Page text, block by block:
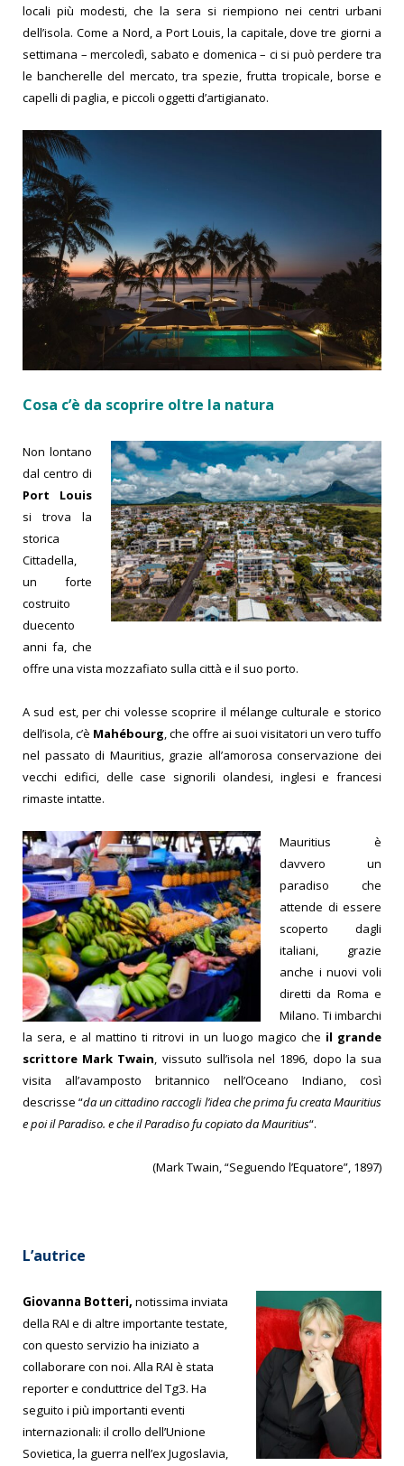
locali più modesti, che la sera si riempiono nei centri urbani
dell’isola. Come a Nord, a Port Louis, la capitale, dove tre giorni a
settimana – mercoledì, sabato e domenica – ci si può perdere tra
le bancherelle del mercato, tra spezie, frutta tropicale, borse e
capelli di paglia, e piccoli oggetti d’artigianato.
Cosa c’è da scoprire oltre la natura
Non lontano
dal centro di
Port Louis
si trova la
storica
Cittadella,
un forte
costruito
duecento
anni fa, che
offre una vista mozzafiato sulla città e il suo porto.
A sud est, per chi volesse scoprire il mélange culturale e storico
dell’isola, c’è Mahébourg, che offre ai suoi visitatori un vero tuffo
nel passato di Mauritius, grazie all’amorosa conservazione dei
vecchi edifici, delle case signorili olandesi, inglesi e francesi
rimaste intatte.
Mauritius è
davvero un
paradiso che
attende di essere
scoperto dagli
italiani, grazie
anche i nuovi voli
diretti da Roma e
Milano. Ti imbarchi
la sera, e al mattino ti ritrovi in un luogo magico che il grande
scrittore Mark Twain, vissuto sull’isola nel 1896, dopo la sua
visita all’avamposto britannico nell’Oceano Indiano, così
descrisse “da un cittadino raccogli l’idea che prima fu creata Mauritius
e poi il Paradiso. e che il Paradiso fu copiato da Mauritius“.
(Mark Twain, “Seguendo l’Equatore”, 1897)
L’autrice
Giovanna Botteri, notissima inviata
della RAI e di altre importante testate,
con questo servizio ha iniziato a
collaborare con noi. Alla RAI è stata
reporter e conduttrice del Tg3. Ha
seguito i più importanti eventi
internazionali: il crollo dell’Unione
Sovietica, la guerra nell’ex Jugoslavia,